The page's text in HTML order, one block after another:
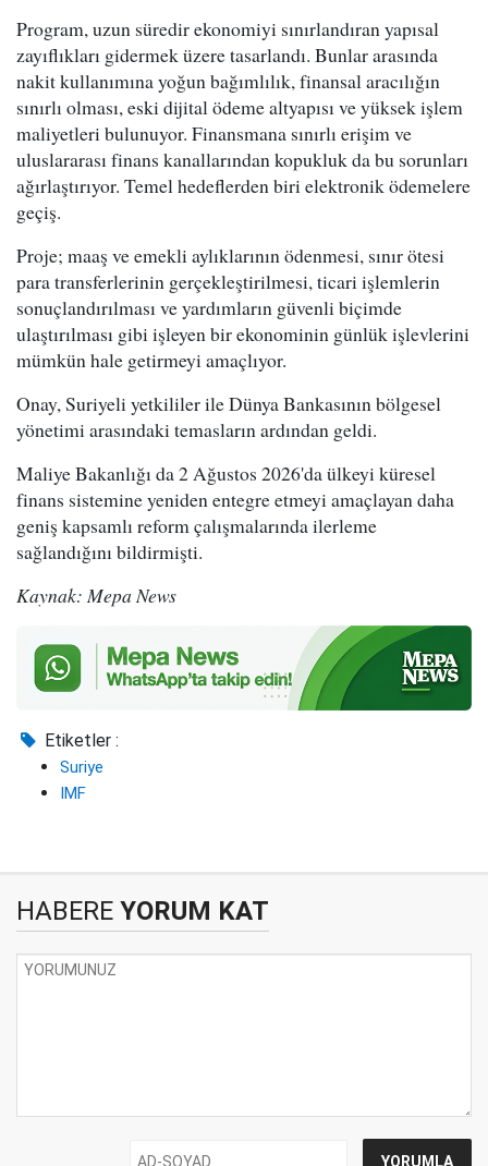
Program, uzun süredir ekonomiyi sınırlandıran yapısal
zayıflıkları gidermek üzere tasarlandı. Bunlar arasında
nakit kullanımına yoğun bağımlılık, finansal aracılığın
sınırlı olması, eski dijital ödeme altyapısı ve yüksek işlem
maliyetleri bulunuyor. Finansmana sınırlı erişim ve
uluslararası finans kanallarından kopukluk da bu sorunları
ağırlaştırıyor. Temel hedeflerden biri elektronik ödemelere
geçiş.
Proje; maaş ve emekli aylıklarının ödenmesi, sınır ötesi
para transferlerinin gerçekleştirilmesi, ticari işlemlerin
sonuçlandırılması ve yardımların güvenli biçimde
ulaştırılması gibi işleyen bir ekonominin günlük işlevlerini
mümkün hale getirmeyi amaçlıyor.
Onay, Suriyeli yetkililer ile Dünya Bankasının bölgesel
yönetimi arasındaki temasların ardından geldi.
Maliye Bakanlığı da 2 Ağustos 2026'da ülkeyi küresel
finans sistemine yeniden entegre etmeyi amaçlayan daha
geniş kapsamlı reform çalışmalarında ilerleme
sağlandığını bildirmişti.
Kaynak: Mepa News
Etiketler :
Suriye
IMF
HABERE YORUM KAT